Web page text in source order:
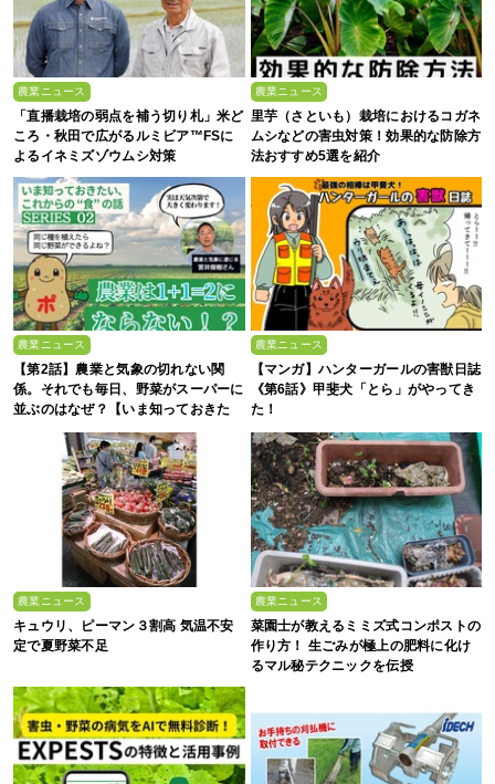
農業ニュース
「直播栽培の弱点を補う切り札」米ど
ころ・秋田で広がるルミビア™FSに
よるイネミズゾウムシ対策
農業ニュース
里芋（さといも）栽培におけるコガネ
ムシなどの害虫対策！効果的な防除方
法おすすめ5選を紹介
農業ニュース
【第2話】農業と気象の切れない関
係。それでも毎日、野菜がスーパーに
並ぶのはなぜ？【いま知っておきた
い、これからの”食”の話】
農業ニュース
【マンガ】ハンターガールの害獣日誌
《第6話》甲斐犬「とら」がやってき
た！
農業ニュース
キュウリ、ピーマン３割高 気温不安
定で夏野菜不足
農業ニュース
菜園士が教えるミミズ式コンポストの
作り方！ 生ごみが極上の肥料に化け
るマル秘テクニックを伝授